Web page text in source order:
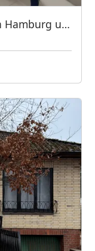
ALGE Company Unterkünfte in Hamburg und Umgebung